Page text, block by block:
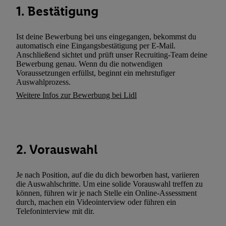
1. Bestätigung
Ist deine Bewerbung bei uns eingegangen, bekommst du
automatisch eine Eingangsbestätigung per E-Mail.
Anschließend sichtet und prüft unser Recruiting-Team deine
Bewerbung genau. Wenn du die notwendigen
Voraussetzungen erfüllst, beginnt ein mehrstufiger
Auswahlprozess.
Weitere Infos zur Bewerbung bei Lidl
2. Vorauswahl
Je nach Position, auf die du dich beworben hast, variieren
die Auswahlschritte. Um eine solide Vorauswahl treffen zu
können, führen wir je nach Stelle ein Online-Assessment
durch, machen ein Videointerview oder führen ein
Telefoninterview mit dir.
gemeinsamer Verantwortlichkeit verarbeitet.
IhremTelekommunikationsnetzbetreiber, die Utiq-Technologie in
einzusetzen. Utiq prüft zunächst anhand Ihrer IP-Adresse, ob die
Sie verfügbar ist. Wenn das der Fall ist, gibt Utiq Ihre IP-Adresse
Netzbetreiber weiter, der anhand der IP-Adresse und einer
wie z.B. Ihrer Mobilfunknummer, eine Kennung für Utiq erstellt.
Kennung verwenden, um Sie wiederzuerkennen und
können. Sie können Ihre Einwilligung speziell zur Nutzung der
widerrufen - jederzeit auch über das Datenschutzportal von Utiq
(„consenthub“)oder über „Anpassen“/„Nutzung der
Utiq-Technologie für digitales Marketing“ am unteren Ende
(nur für die Lidl-Dienste) widerrufen. Weitere Informationen